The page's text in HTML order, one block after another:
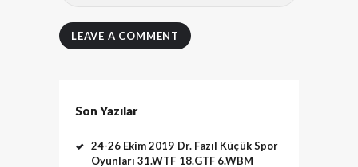
Son Yazılar
24-26 Ekim 2019 Dr. Fazıl Küçük Spor
Oyunları 31.WTF 18.GTF 6.WBM